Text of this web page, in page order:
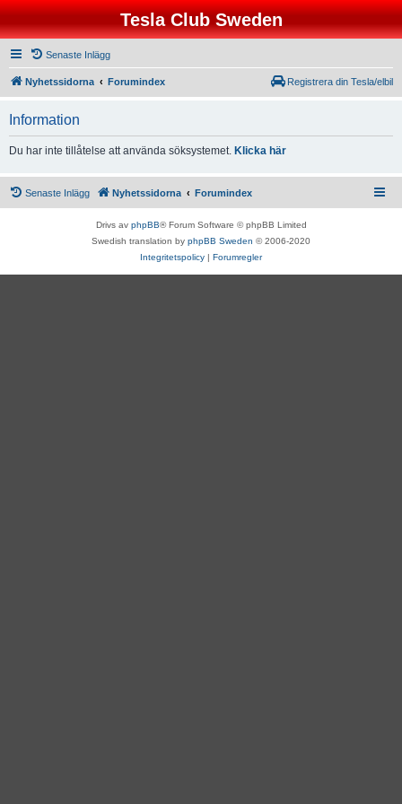
Tesla Club Sweden
Senaste Inlägg
Nyhetssidorna Forumindex Registrera din Tesla/elbil
Information
Du har inte tillåtelse att använda söksystemet. Klicka här
Senaste Inlägg Nyhetssidorna Forumindex
Drivs av phpBB® Forum Software © phpBB Limited
Swedish translation by phpBB Sweden © 2006-2020
Integritetspolicy | Forumregler